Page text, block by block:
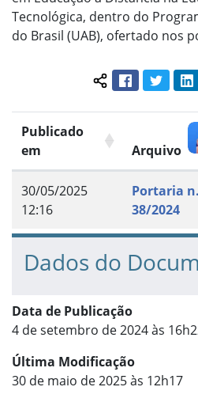
Tecnológica, dentro do
do Brasil (UAB), ofertado nos
Compartilhar
FacebookTwitter
Publicado
em
Arquivo
30/05/2025
12:16
Portaria
38/2024
Dados do
Data de Publicação
4 de setembro de 2024 às
Última Modificação
30 de maio de 2025 às 12h17